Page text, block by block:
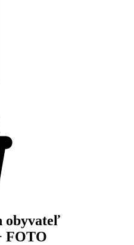
obyvateľ
FOTO